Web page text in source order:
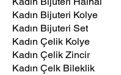
Kadın Bijuteri Kolye
Kadın Bijuteri Set
Kadın Çelik Kolye
Kadın Çelik Zincir
Kadın Çelk Bileklik